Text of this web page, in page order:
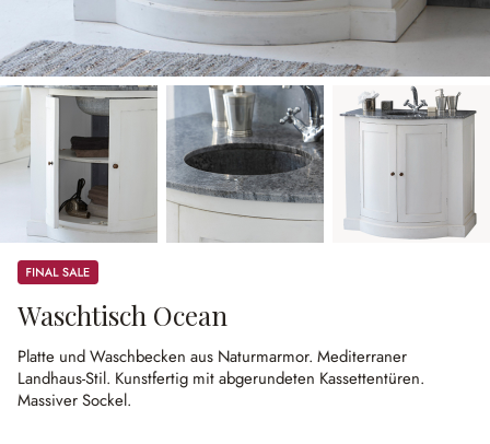
Sale
Waschtisch Ocean
Platte und Waschbecken aus Naturmarmor. Mediterraner
Landhaus-Stil. Kunstfertig mit abgerundeten Kassettentüren.
Massiver Sockel.